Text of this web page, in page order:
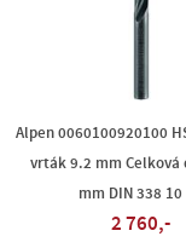
Alpen 0060100920100
vrták 9.2 mm Celková
mm DIN 338 10
2 760,-